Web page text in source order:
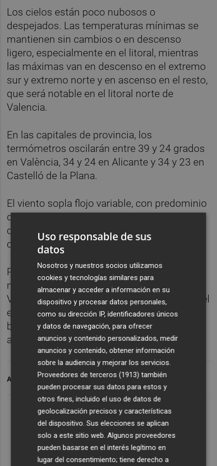
Los cielos están poco nubosos o
despejados. Las temperaturas mínimas se
mantienen sin cambios o en descenso
ligero, especialmente en el litoral, mientras
las máximas van en descenso en el extremo
sur y extremo norte y en ascenso en el resto,
que será notable en el litoral norte de
Valencia.
En las capitales de provincia, los
termómetros oscilarán entre 39 y 24 grados
en València, 34 y 24 en Alicante y 34 y 23 en
Castelló de la Plana.
El viento sopla flojo variable, con predominio
de la componente oeste en el interior y de la
componente este en el litoral en horas
centrales.
Para este lunes 21 se prevé un descenso
notable de las máximas en el litoral de
Valencia, intervalos nubosos en el interior del
extremo norte de la Comunitat y nubosidad
baja a última hora en el litoral, sin descartar
alguna precipitación débil.
ARCHIVADO EN EL TIEMPO CALOR ALERTA POR CALOR
Uso responsable de sus
datos
Nosotros y nuestros socios utilizamos
cookies y tecnologías similares para
almacenar y acceder a información en su
dispositivo y procesar datos personales,
como su dirección IP, identificadores únicos
y datos de navegación, para ofrecer
anuncios y contenido personalizados, medir
anuncios y contenido, obtener información
sobre la audiencia y mejorar los servicios.
Proveedores de terceros (1913) también
pueden procesar sus datos para estos y
otros fines, incluido el uso de datos de
geolocalización precisos y características
del dispositivo. Sus elecciones se aplican
solo a este sitio web. Algunos proveedores
pueden basarse en el interés legítimo en
lugar del consentimiento; tiene derecho a